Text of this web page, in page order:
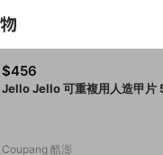
$456
Coupang 酷澎